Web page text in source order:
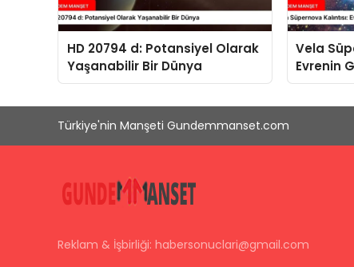
HD 20794 d: Potansiyel Olarak
Yaşanabilir Bir Dünya
Vela
Evrenin
Eseri
Türkiye'nin Manşeti Gundemmanset.com
Reklam & İşbirliği: habersonuclari@gmail.com